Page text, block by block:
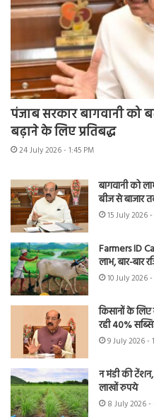
पंजाब सरकार बागवानी को
बढ़ाने के लिए प्रतिबद्ध
24 July 2026 - 1:45 PM
बागवानी को
बीज से बाजार
15 July 2026
Farmers ID
लाभ, बार-बार
10 July 2026
किसानों के
रही 40%
9 July 2026 -
न मंडी की
लाखों रुपये
8 July 2026 -